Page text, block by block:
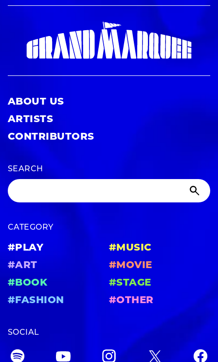
ABOUT US
ARTISTS
CONTRIBUTORS
SEARCH
CATEGORY
#PLAY
#MUSIC
#ART
#MOVIE
#BOOK
#STAGE
#FASHION
#OTHER
SOCIAL